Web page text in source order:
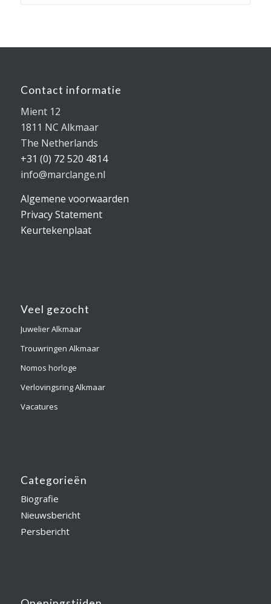
Contact informatie
Mient 12
1811 NC Alkmaar
The Netherlands
+31 (0) 72 520 4814
info@marclange.nl
Algemene voorwaarden
Privacy Statement
Keurtekenplaat
Veel gezocht
Juwelier Alkmaar
Trouwringen Alkmaar
Nomos horloge
Verlovingsring Alkmaar
Vacatures
Categorieën
Biografie
Nieuwsbericht
Persbericht